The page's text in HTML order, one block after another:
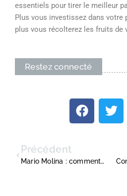
essentiels pour tirer le meilleur
Plus vous investissez dans votre
plus vous récolterez les fruits de
Restez connecté
Précédent
Mario Molina : comment son travail sur le Chlorofluorocarbone affecte l’entreprise durable